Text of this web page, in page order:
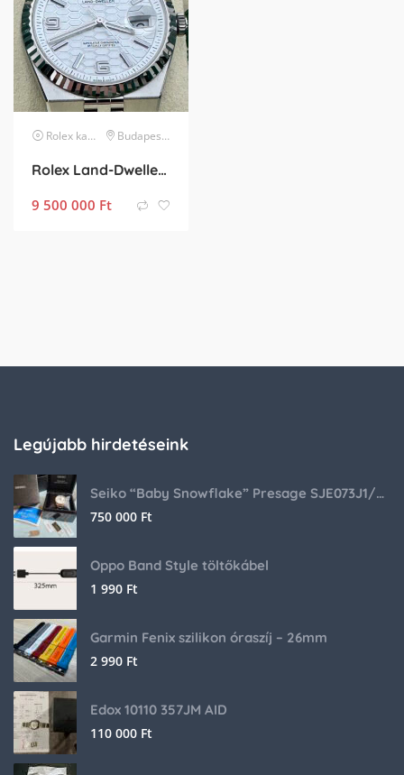
Rolex karóra Budapest XX. kerület
Rolex Land-Dweller 40 új, full szett, osztrák
9 500 000 Ft
Legújabb hirdetéseink
Seiko “Baby Snowflake” Presage SJE073J1/SARA015 Limited Edition
750 000 Ft
Oppo Band Style töltőkábel
1 990 Ft
Garmin Fenix szilikon óraszíj – 26mm
2 990 Ft
Edox 10110 357JM AID
110 000 Ft